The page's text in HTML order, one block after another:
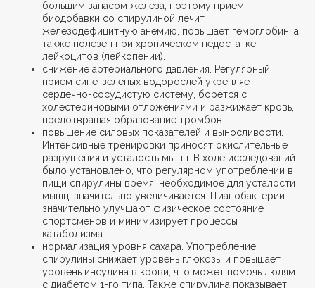
большим запасом железа, поэтому прием
биодобавки со спирулиной лечит
железодефицитную анемию, повышает гемоглобин, а
также полезен при хроническом недостатке
лейкоцитов (лейкопении).
снижение артериального давления. Регулярный
прием сине-зеленых водорослей укрепляет
сердечно-сосудистую систему, борется с
холестериновыми отложениями и разжижает кровь,
предотвращая образование тромбов.
повышение силовых показателей и выносливости.
Интенсивные тренировки приносят окислительные
разрушения и усталость мышц. В ходе исследований
было установлено, что регулярном употреблении в
пищи спирулины время, необходимое для усталости
мышц, значительно увеличивается. Цианобактерии
значительно улучшают физическое состояние
спортсменов и минимизирует процессы
катаболизма.
нормализация уровня сахара. Употребление
спирулины снижает уровень глюкозы и повышает
уровень инсулина в крови, что может помочь людям
с диабетом 1-го типа. Также спирулина показывает